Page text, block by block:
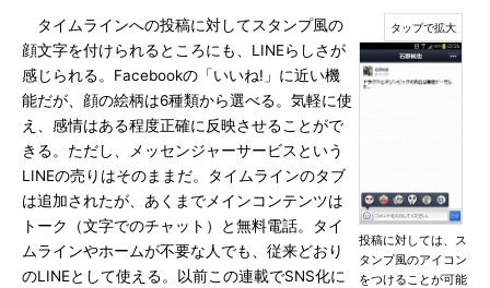
投稿に対しては、ス
タンプ風のアイコン
をつけることが可能
タイムラインへの投稿に対してスタンプ風の
顔文字を付けられるところにも、LINEらしさが
感じられる。Facebookの「いいね!」に近い機
能だが、顔の絵柄は6種類から選べる。気軽に使
え、感情はある程度正確に反映させることがで
きる。ただし、メッセンジャーサービスという
LINEの売りはそのままだ。タイムラインのタブ
は追加されたが、あくまでメインコンテンツは
トーク（文字でのチャット）と無料電話。タイ
ムラインやホームが不要な人でも、従来どおり
のLINEとして使える。以前この連載でSNS化に